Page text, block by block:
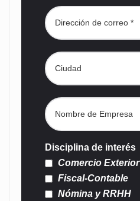
Disciplina de interés
Comercio Exterior
Fiscal-Contable
Nómina y RRHH